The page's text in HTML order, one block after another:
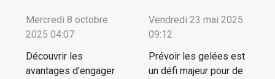
Mercredi 8 octobre
2025 04:07
Découvrir les
avantages d’engager
Vendredi 23 mai 2025
09:12
Prévoir les gelées est
un défi majeur pour de